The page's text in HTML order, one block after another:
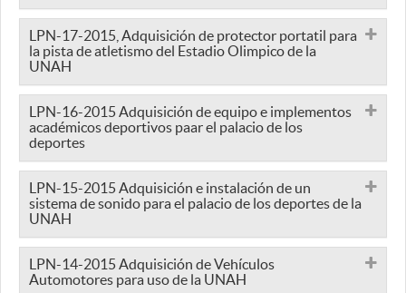
LPN-17-2015, Adquisición de protector portatil para
la pista de atletismo del Estadio Olimpico de la
UNAH
LPN-16-2015 Adquisición de equipo e implementos
académicos deportivos paar el palacio de los
deportes
LPN-15-2015 Adquisición e instalación de un
sistema de sonido para el palacio de los deportes de la
UNAH
LPN-14-2015 Adquisición de Vehículos
Automotores para uso de la UNAH